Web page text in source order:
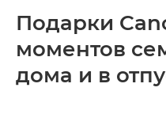
Подарки
моментов
дома и в